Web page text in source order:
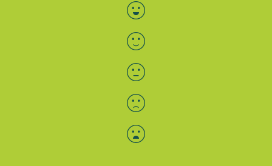
Bewertung auswählen